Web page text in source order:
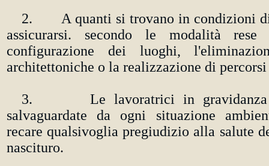
2. A quanti si trovano in condizioni di
assicurarsi. secondo le modalità
configurazione dei luoghi,
architettoniche o la realizzazione di
3. Le lavoratrici in gravidanza
salvaguardate da ogni situazione
recare qualsivoglia pregiudizio alla salute
nascituro.